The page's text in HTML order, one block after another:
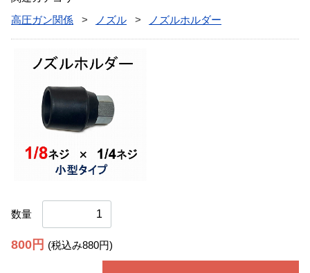
高圧ガン関係
ノズル ノズルホルダー
数量
800円 (税込み880円)